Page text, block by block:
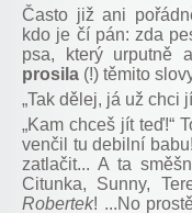
Často již ani
kdo je čí pán: zda
psa, který urputně
prosila (!) těmito
„Tak dělej, já už chci
„Kam chceš jít teď!“
venčil tu debilní
zatlačit... A ta
Citunka, Sunny,
Robertek! ...No